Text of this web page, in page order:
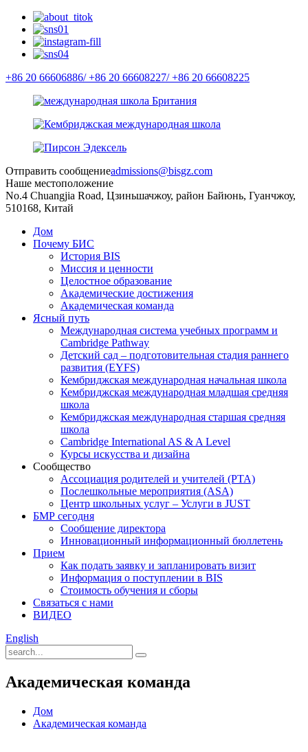
+86 20 66606886/ +86 20 66608227/ +86 20 66608225
Отправить сообщениеadmissions@bisgz.com
Наше местоположение
No.4 Chuangjia Road, Цзиньшачжоу, район Байюнь, Гуанчжоу,
510168, Китай
Дом
Почему БИС
История BIS
Миссия и ценности
Целостное образование
Академические достижения
Академическая команда
Ясный путь
Международная система учебных программ и
Cambridge Pathway
Детский сад – подготовительная стадия раннего
развития (EYFS)
Кембриджская международная начальная школа
Кембриджская международная младшая средняя
школа
Кембриджская международная старшая средняя
школа
Cambridge International AS & A Level
Курсы искусства и дизайна
Сообщество
Ассоциация родителей и учителей (PTA)
Послешкольные мероприятия (ASA)
Центр школьных услуг – Услуги в JUST
БМР сегодня
Сообщение директора
Инновационный информационный бюллетень
Прием
Как подать заявку и запланировать визит
Информация о поступлении в BIS
Стоимость обучения и сборы
Связаться с нами
ВИДЕО
English
Академическая команда
Дом
Академическая команда